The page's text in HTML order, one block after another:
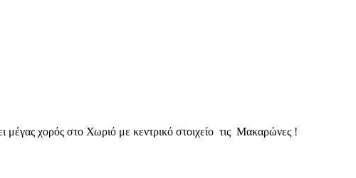
μέγας χορός στο Χωριό με κεντρικό στοιχείο τις Μακαρώνες !